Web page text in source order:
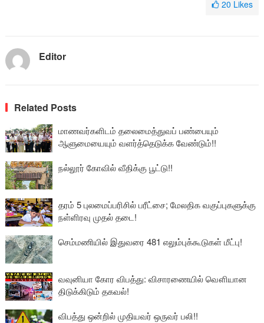
20 Likes
Editor
Related Posts
மாணவர்களிடம் தலைமைத்துவப் பண்பையும்
ஆளுமையையும் வளர்த்தெடுக்க வேண்டும்!!
நல்லூர் கோவில் வீதிக்கு பூட்டு!!
தரம் 5 புலமைப்பரிசில் பரீட்சை; மேலதிக வகுப்புகளுக்கு
நள்ளிரவு முதல் தடை!
செம்மணியில் இதுவரை 481 எலும்புக்கூடுகள் மீட்பு!
வவுனியா கோர விபத்து: விசாரணையில் வௌியான
திடுக்கிடும் தகவல்!
விபத்து ஒன்றில் முதியவர் ஒருவர் பலி!!